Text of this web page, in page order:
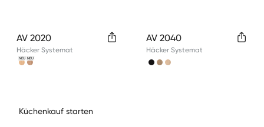
AV 2020
Häcker Systemat
Available colors
NEU NEU
AV 2040
Häcker Systemat
Available colors
Küchenkauf starten